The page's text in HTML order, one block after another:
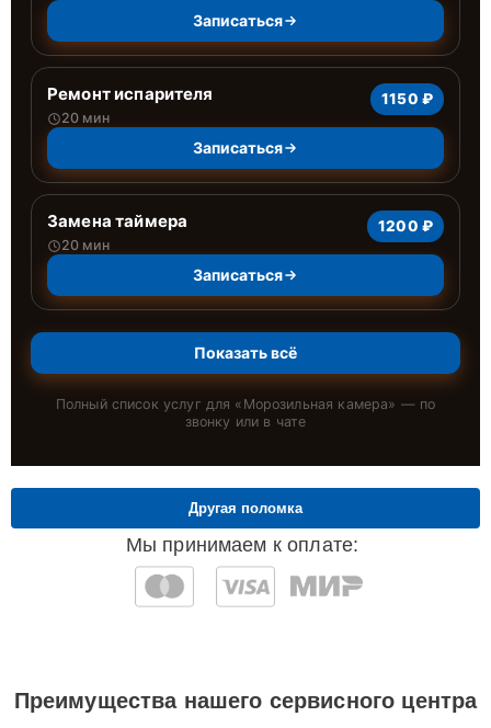
Записаться
Ремонт испарителя
20 мин
1150 ₽
Записаться
Замена таймера
20 мин
1200 ₽
Записаться
Показать всё
Полный список услуг для « Морозильная камера» — по
звонку или в чате
Мы принимаем к оплате:
Другая поломка
Преимущества нашего сервисного центра